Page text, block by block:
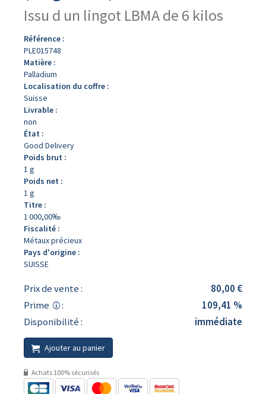
Issu d un lingot LBMA de 6 kilos
Référence :
PLE015748
Matière :
Palladium
Localisation du coffre :
Suisse
Livrable :
non
État :
Good Delivery
Poids brut :
1 g
Poids net :
1 g
Titre :
1 000,00‰
Fiscalité :
Métaux précieux
Pays d'origine :
SUISSE
Prix de vente :
80,00 €
Prime
:
109,41 %
Disponibilité :
immédiate
Ajouter au panier
Achats 100% sécurisés